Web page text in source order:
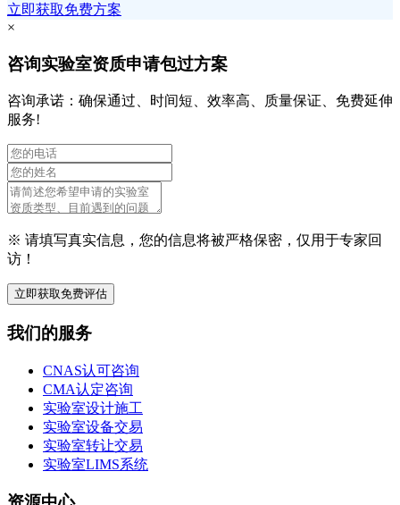
立即获取免费方案
×
咨询实验室资质申请包过方案
咨询承诺：确保通过、时间短、效率高、质量保证、免费延伸
服务!
※ 请填写真实信息，您的信息将被严格保密，仅用于专家回
访！
立即获取免费评估
我们的服务
CNAS认可咨询
CMA认定咨询
实验室设计施工
实验室设备交易
实验室转让交易
实验室LIMS系统